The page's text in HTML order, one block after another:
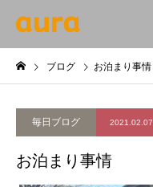
ブログ お泊まり事情
毎日ブログ 2021.02.07
お泊まり事情